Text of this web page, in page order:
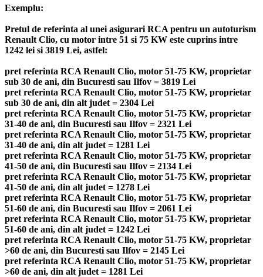
Exemplu:
Pretul de referinta al unei asigurari RCA pentru un autoturism
Renault Clio, cu motor intre 51 si 75 KW este cuprins intre
1242 lei si 3819 Lei, astfel:
pret referinta RCA Renault Clio, motor 51-75 KW, proprietar
sub 30 de ani, din Bucuresti sau Ilfov = 3819 Lei
pret referinta RCA Renault Clio, motor 51-75 KW, proprietar
sub 30 de ani, din alt judet = 2304 Lei
pret referinta RCA Renault Clio, motor 51-75 KW, proprietar
31-40 de ani, din Bucuresti sau Ilfov = 2321 Lei
pret referinta RCA Renault Clio, motor 51-75 KW, proprietar
31-40 de ani, din alt judet = 1281 Lei
pret referinta RCA Renault Clio, motor 51-75 KW, proprietar
41-50 de ani, din Bucuresti sau Ilfov = 2134 Lei
pret referinta RCA Renault Clio, motor 51-75 KW, proprietar
41-50 de ani, din alt judet = 1278 Lei
pret referinta RCA Renault Clio, motor 51-75 KW, proprietar
51-60 de ani, din Bucuresti sau Ilfov = 2061 Lei
pret referinta RCA Renault Clio, motor 51-75 KW, proprietar
51-60 de ani, din alt judet = 1242 Lei
pret referinta RCA Renault Clio, motor 51-75 KW, proprietar
>60 de ani, din Bucuresti sau Ilfov = 2145 Lei
pret referinta RCA Renault Clio, motor 51-75 KW, proprietar
>60 de ani, din alt judet = 1281 Lei